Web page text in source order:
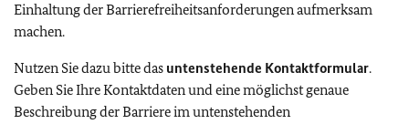
Einhaltung der Barrierefreiheitsanforderungen aufmerksam
machen.
Nutzen Sie dazu bitte das untenstehende Kontaktformular.
Geben Sie Ihre Kontaktdaten und eine möglichst genaue
Beschreibung der Barriere im untenstehenden